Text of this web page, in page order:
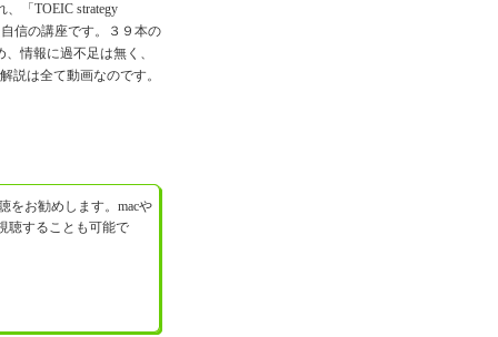
「TOEIC strategy
信の講座です。３９本の
情報に過不足は無く、
説は全て動画なのです。
をお勧めします。macや
聴することも可能で